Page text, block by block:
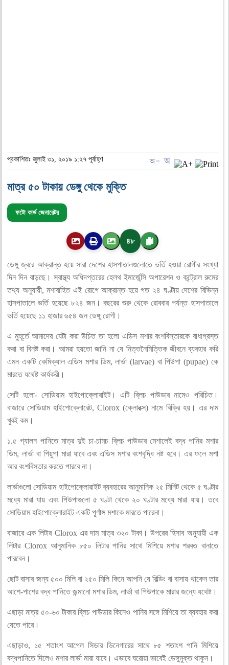
প্রকাশিতঃ জুলাই ৩১, ২০১৯ ১:২৭ পূর্বাহ্ণ
মাত্র ৫০ টাকায় ডেঙ্গু থেকে মুক্তি
ফটো কার্ড জেনারেটর
৪৮
ডেঙ্গু জ্বরে আক্রান্ত হয়ে সারা দেশের হাসপাতালগুলোতে ভর্তি হওয়া রোগীর সংখ্যা
দিন দিন বাড়ছে। স্বাস্থ্য অধিদপ্তরের হেলথ ইমার্জেন্সি অপারেশন ও কন্ট্রোল রুমের
তথ্য অনুযায়ী, মশাবাহিত এই রোগে আক্রান্ত হয়ে গত ২৪ ঘণ্টায় দেশের বিভিন্ন
হাসপাতালে ভর্তি হয়েছে ৮২৪ জন। বছরের শুরু থেকে রোববার পর্যন্ত হাসপাতালে
ভর্তি হয়েছে ১১ হাজার ৬৫৪ জন ডেঙ্গু রোগী।
এ মুহূর্তে আমাদের যেটা করা উচিত তা হলো এডিস মশার বংশবিস্তারকে বাধাগ্রস্ত
করা বা বিনষ্ট করা। আমরা হয়তো জানি না যে নিত্তনৈমিত্তিক জীবনে ব্যবহার করি
এমন একটি কেমিক্যাল এডিস মশার ডিম, লার্ভা (larvae) বা পিউপা (pupae) কে
মারতে যথেষ্ট কার্যকরী।
সেটি হলো- সোডিয়াম হাইপোক্লোরাইট। এটি ব্লিচ পাউডার নামেও পরিচিত।
বাজারে সোডিয়াম হাইপোক্লোরেট, Clorox (ক্লোরক্স) নামে বিক্রি হয়। এর দাম
খুবই কম।
১.৫ গ্যালন পানিতে মাত্র দুই চা-চামচ ব্লিচ পাউডার মেশালেই বদ্ধ পানির মশার
ডিম, লার্ভা বা পিয়ুপা মারা যাবে এবং এডিস মশার বংশবৃদ্ধি নষ্ট হবে। এর ফলে মশা
আর বংশবিস্তার করতে পারবে না।
লার্ভাগুলো সোডিয়াম হাইপোক্লোরাইট ব্যবহারের আনুমানিক ২৫ মিনিট থেকে ৫ ঘণ্টার
মধ্যে মারা যায় এবং পিউপাগুলো ৫ ঘণ্টা থেকে ২০ ঘণ্টার মধ্যে মারা যায়। তবে
সোডিয়াম হাইপোক্লোরাইট একটি পূর্ণাঙ্গ মশাকে মারতে পারেনা।
বাজারে এক লিটার Clorox এর দাম মাত্র ৩২০ টাকা। উপরের হিসাব অনুযায়ী এক
লিটার Clorox আনুমানিক ৮৫০ লিটার পানির সাথে মিশিয়ে মশার শরবত বানাতে
পারবেন।
ছোট বাসার জন্য ৫০০ মিলি বা ২৫০ মিলি কিনে আপনি যে বিল্ডিং বা বাসায় থাকেন তার
আশে-পাশের বদ্ধ পানিতে জন্মানো মশার ডিম, লার্ভা বা পিউপাকে মারার জন্যে যথেষ্ট।
এছাড়া মাত্র ৫০-৬০ টাকার ব্লিচ পাউডার কিনেও পানির সঙ্গে মিশিয়ে তা ব্যবহার করা
যেতে পারে।
এছাড়াও, ১৫ শতাংশ আপেল সিডার ভিনেগারের সাথে ৮৫ শতাংশ পানি মিশিয়ে
বদ্ধপানিতে দিলেও মশার লার্ভা মারা যাবে। এভাবে ঘরোয়া ভাবেই ডেঙ্গুমুক্ত থাকুন।